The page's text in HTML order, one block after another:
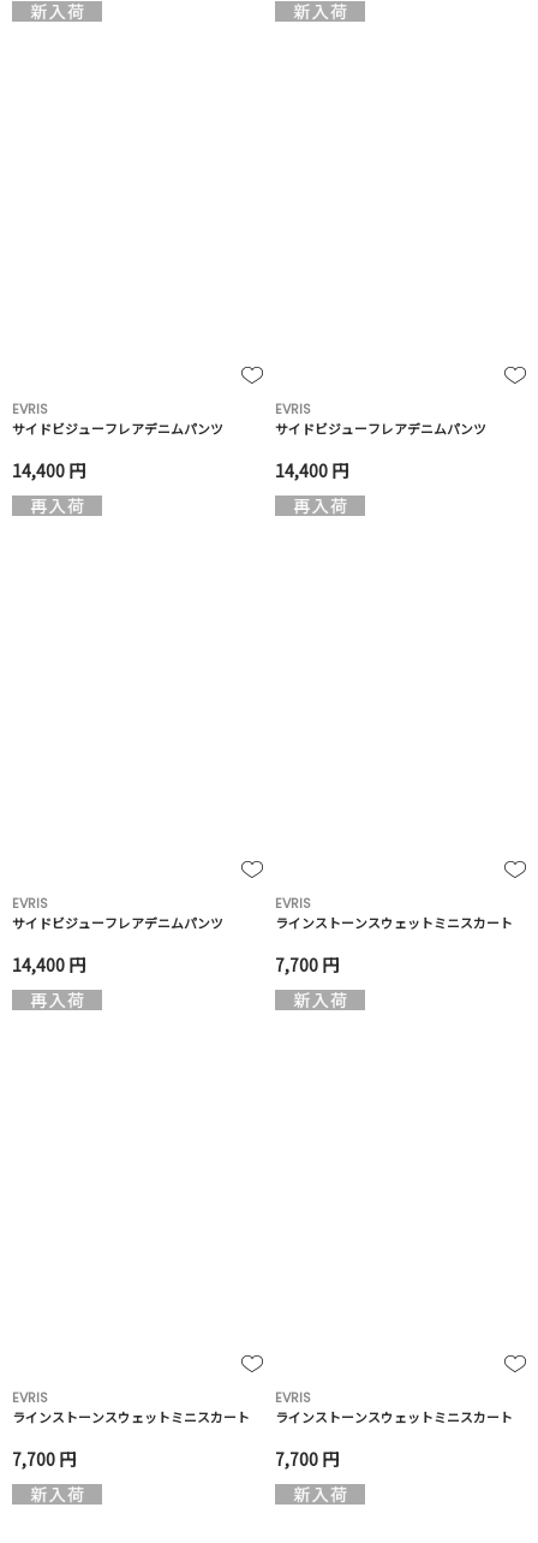
EVRIS
サイドビジューフレアデニムパンツ
14,400 円
EVRIS
サイドビジューフレアデニムパンツ
14,400 円
EVRIS
サイドビジューフレアデニムパンツ
14,400 円
EVRIS
ラインストーンスウェットミニスカート
7,700 円
EVRIS
ラインストーンスウェットミニスカート
7,700 円
EVRIS
ラインストーンスウェットミニスカート
7,700 円